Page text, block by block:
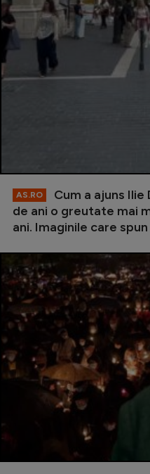
AS.RO
Cum a ajuns Ilie
de ani o greutate mai
ani. Imaginile care